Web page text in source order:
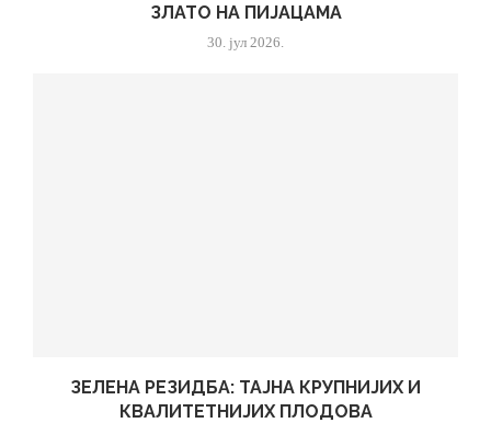
ЗЛАТО НА ПИЈАЦАМА
30. јул 2026.
ЗЕЛЕНА РЕЗИДБА: ТАЈНА КРУПНИЈИХ И
КВАЛИТЕТНИЈИХ ПЛОДОВА